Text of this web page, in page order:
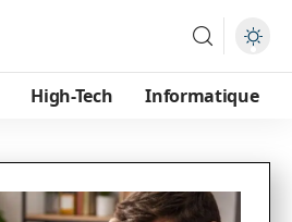
High-Tech Informatique